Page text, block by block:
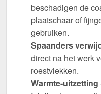
beschadigen de
plaatschaar of
gebruiken.
Spaanders
direct na het werk
roestvlekken.
Warmte-uitzetting